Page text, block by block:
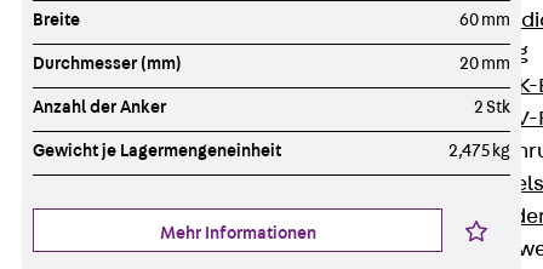
GFK-Bewehrung
Zurück
FIBERNOX®
Breite 60 mm
Durchmesser (mm) 20 mm
Anzahl der Anker 2 Stk
Gewicht je Lagermengeneinheit 2,475 kg
Mehr Informationen